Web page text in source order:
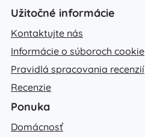
Užitočné informácie
Kontaktujte nás
Informácie o súboroch cookie
Pravidlá spracovania recenzií
Recenzie
Ponuka
Domácnosť